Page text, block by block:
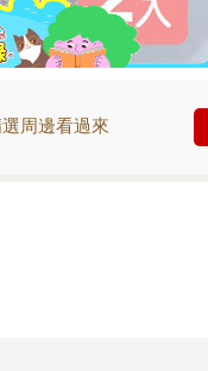
周邊看過來